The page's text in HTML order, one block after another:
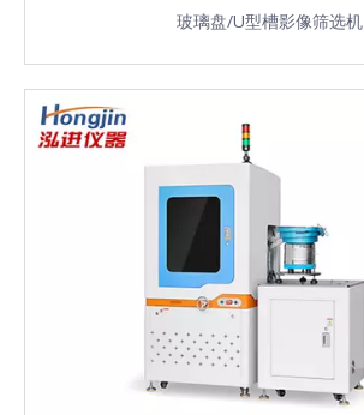
玻璃盘/U型槽影像筛选机